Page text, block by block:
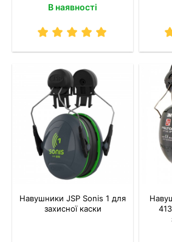
В наявності
Навушники JSP Sonis 1 для
захисної каски